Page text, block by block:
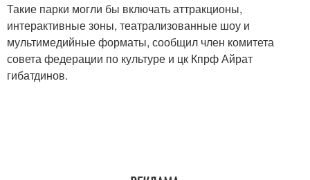
Такие парки могли бы включать аттракционы,
интерактивные зоны, театрализованные шоу и
мультимедийные форматы, сообщил член комитета
совета федерации по культуре и цк Кпрф Айрат
гибатдинов.